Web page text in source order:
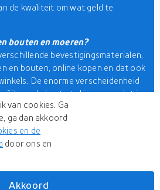
de kwaliteit om wat geld te
bouten en moeren?
bevestigingsmaterialen,
en bouten, online kopen en dat ook
De enorme verscheidenheid
om de beste te kiezen, omdat je
moet bekijken. Dat hoeft u nu
Met deze supersnelle
u het beste van het beste bekijken,
perfecte hardwaremoeren kopen bij
Bovendien kunt u vele andere
hier kopen op Webshop.nl van meer
winkels.
van cookies. Ga
ga dan akkoord
en de
door ons en
Akkoord